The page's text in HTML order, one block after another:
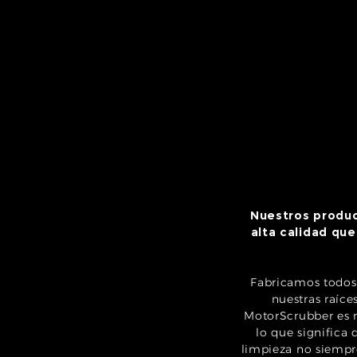
Nuestros
alta calidad
Fabricamos
nuestras
MotorScrubber
lo que significa
limpieza no